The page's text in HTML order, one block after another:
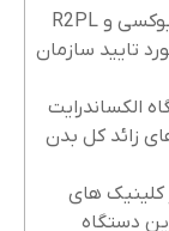
این کلینیک از دستگاه ریوکسی و R2PL
تایید سازمان
الکساندرایت
زائد کل بدن
کلینیک‌ های
دستگاه